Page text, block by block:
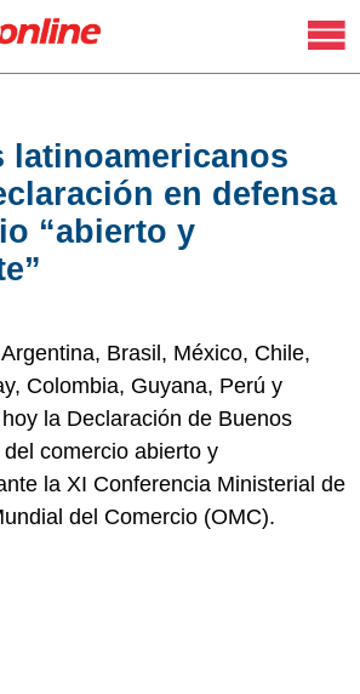
latinoamericanos
en defensa
“abierto y
Brasil, México, Chile,
Colombia, Guyana, Perú y
la Declaración de Buenos
comercio abierto y
la XI Conferencia Ministerial de
del Comercio (OMC).